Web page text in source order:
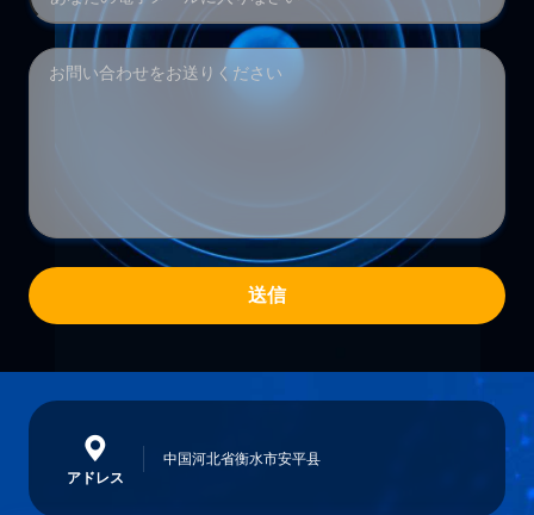
送信
アドレス
中国河北省衡水市安平县